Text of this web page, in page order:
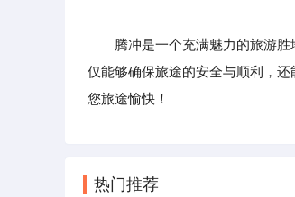
腾冲是一个充满魅力的旅游胜
仅能够确保旅途的安全与顺利，
您旅途愉快！
热门推荐